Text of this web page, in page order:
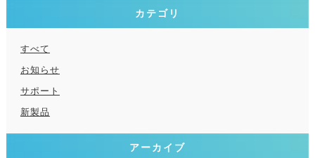
カテゴリ
すべて
お知らせ
サポート
新製品
アーカイブ